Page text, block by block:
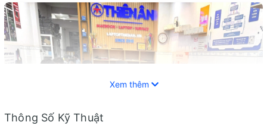
Xem thêm
Thông Số Kỹ Thuật